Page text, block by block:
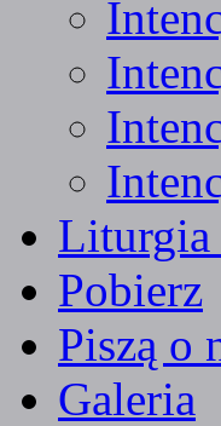
Liturgia
Pobierz
Piszą o
Galeria